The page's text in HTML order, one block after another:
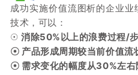
成功实施价值流图析的企业业
技术，可以：
☉消除50%以上的浪费过程/步
☉ 产品形成周期较当前价值流
☉ 需求变化的幅度从30%左右